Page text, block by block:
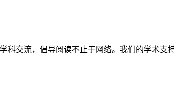
科交流，倡导阅读不止于网络。我们的学术支